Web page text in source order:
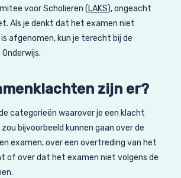
voor Scholieren (LAKS), ongeacht
Als je denkt dat het examen niet
afgenomen, kun je terecht bij de
zijn er?
categorieën waarover je een klacht
bijvoorbeeld kunnen gaan over de
examen, over een overtreding van het
of over dat het examen niet volgens de